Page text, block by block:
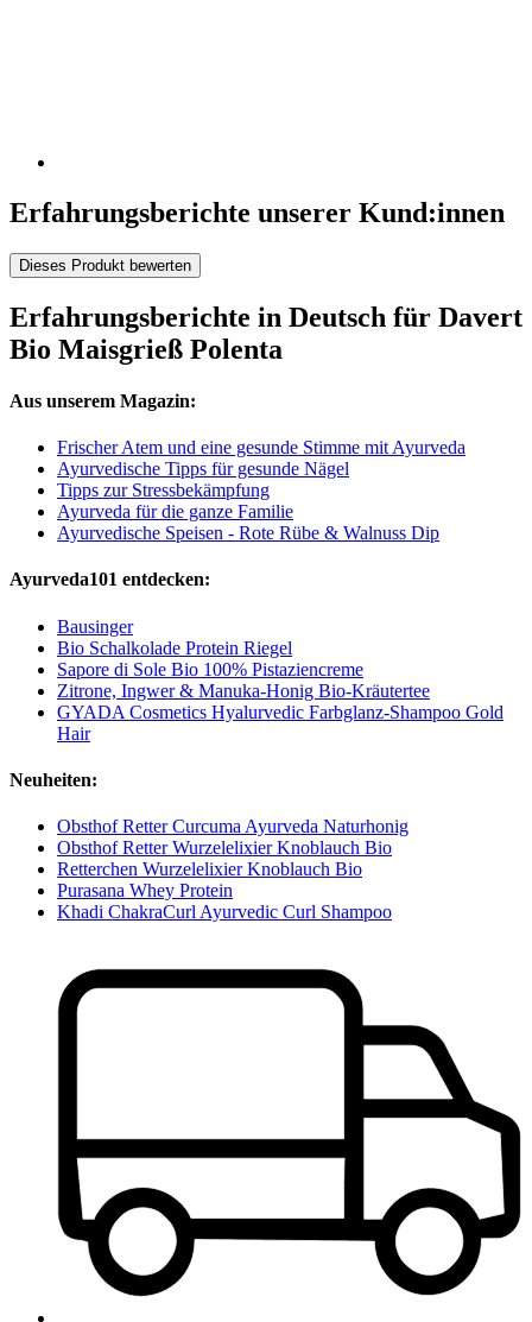
Erfahrungsberichte unserer Kund:innen
Dieses Produkt bewerten
Erfahrungsberichte in Deutsch für Davert
Bio Maisgrieß Polenta
Aus unserem Magazin:
Frischer Atem und eine gesunde Stimme mit Ayurveda
Ayurvedische Tipps für gesunde Nägel
Tipps zur Stressbekämpfung
Ayurveda für die ganze Familie
Ayurvedische Speisen - Rote Rübe & Walnuss Dip
Ayurveda101 entdecken:
Bausinger
Bio Schalkolade Protein Riegel
Sapore di Sole Bio 100% Pistaziencreme
Zitrone, Ingwer & Manuka-Honig Bio-Kräutertee
GYADA Cosmetics Hyalurvedic Farbglanz-Shampoo Gold
Hair
Neuheiten:
Obsthof Retter Curcuma Ayurveda Naturhonig
Obsthof Retter Wurzelelixier Knoblauch Bio
Retterchen Wurzelelixier Knoblauch Bio
Purasana Whey Protein
Khadi ChakraCurl Ayurvedic Curl Shampoo